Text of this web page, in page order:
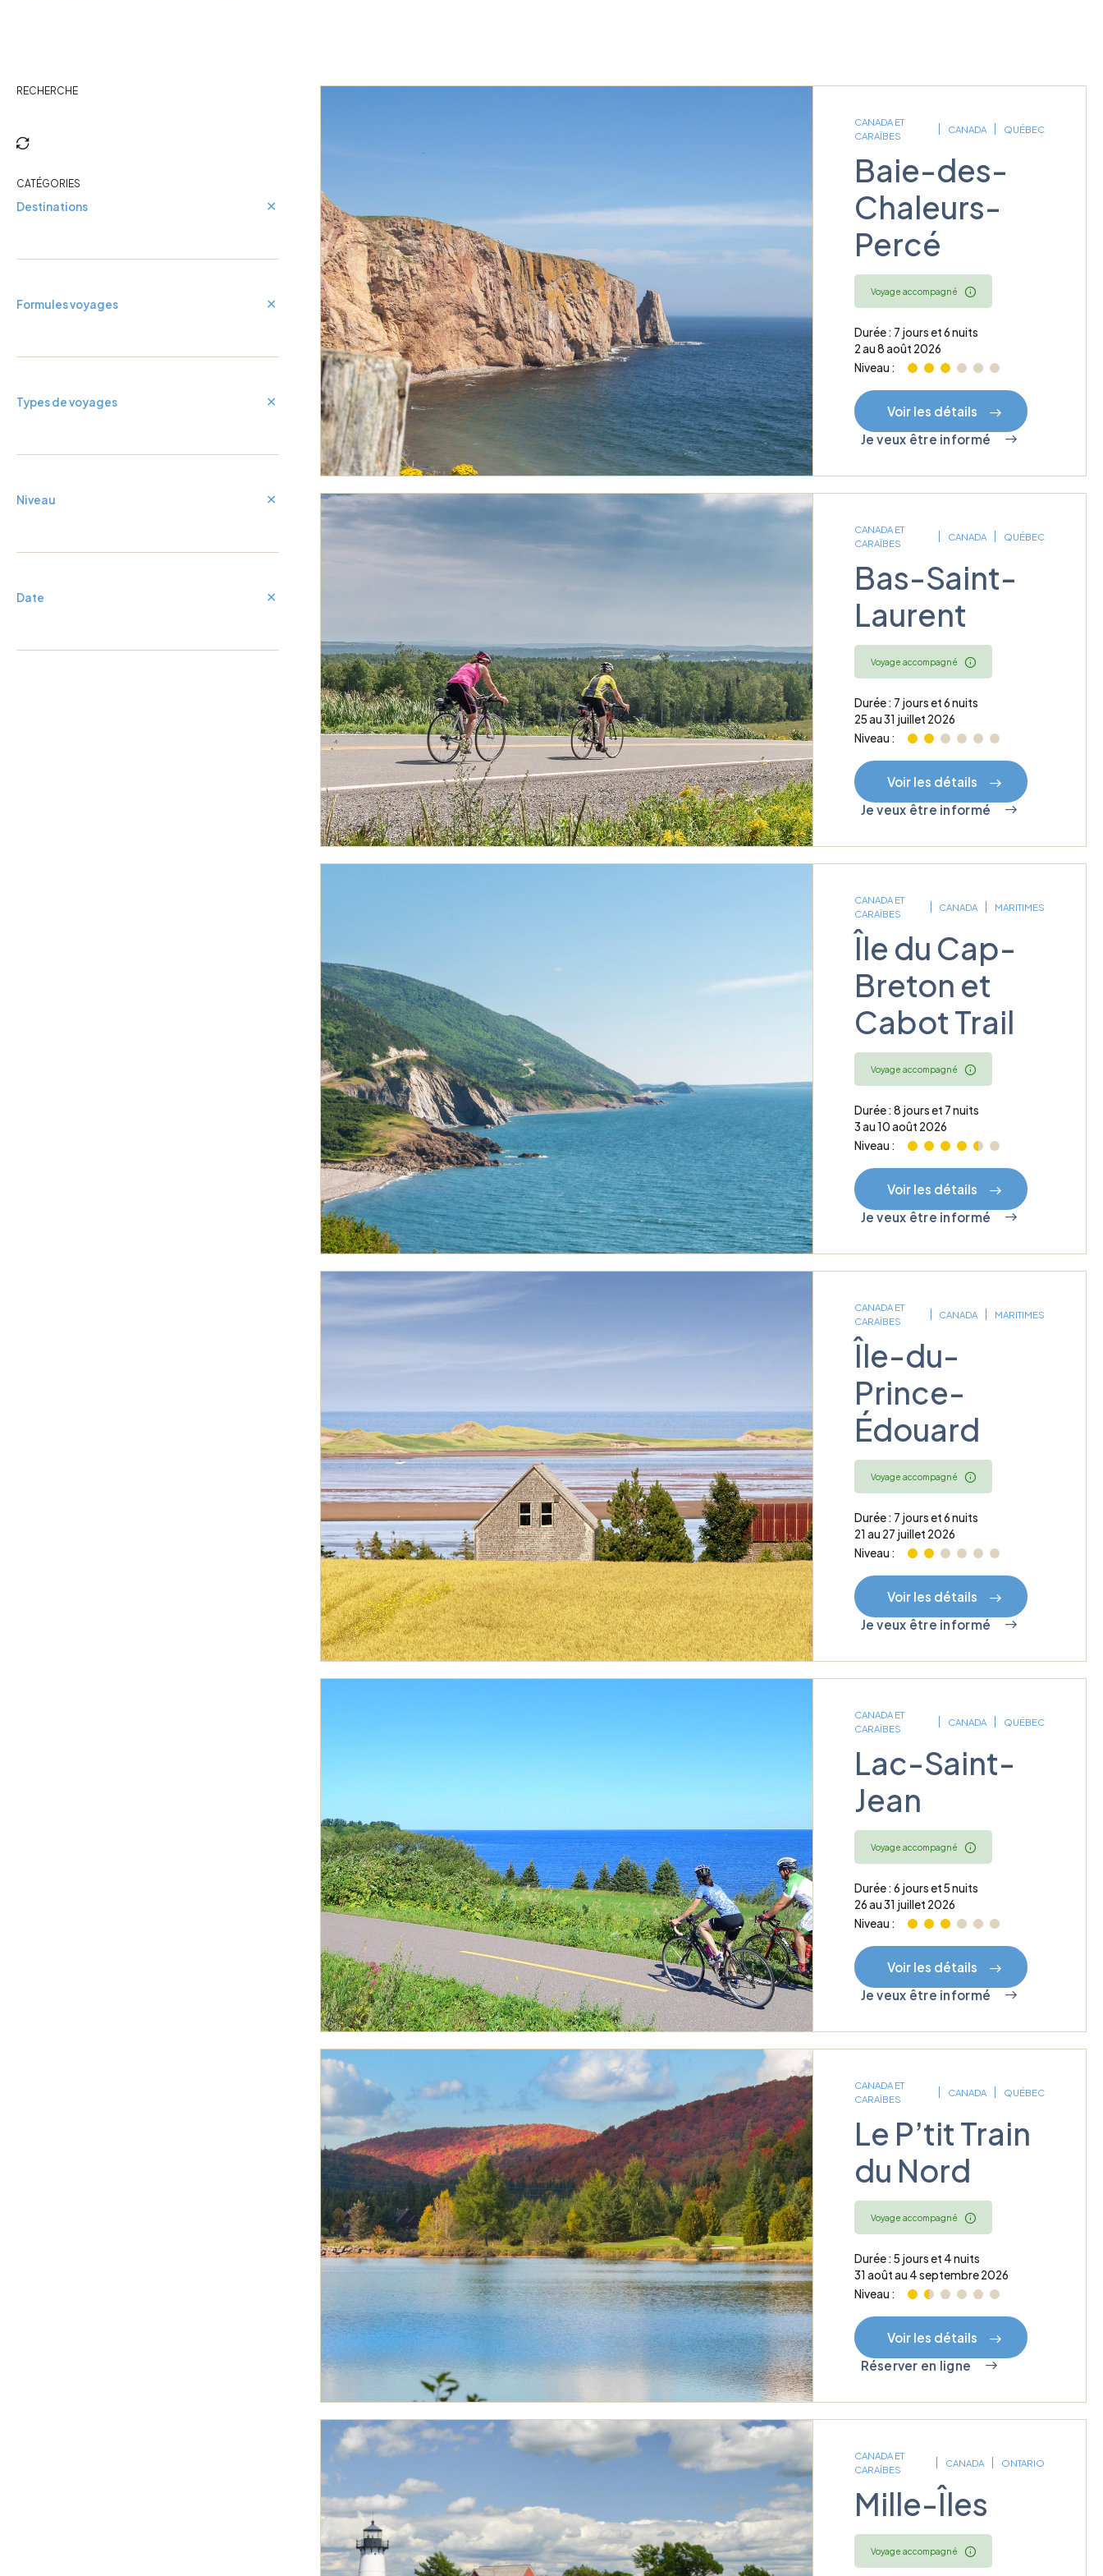
RECHERCHE
CATÉGORIES
Destinations
Formules voyages
Types de voyages
Niveau
Date
CANADA ET
CARAÏBES
CANADA QUÉBEC
Baie-des-
Chaleurs-
Percé
Voyage accompagné
Durée : 7 jours et 6 nuits
2 au 8 août 2026
Niveau :
Voir les détails
Je veux être informé
CANADA ET
CARAÏBES
CANADA QUÉBEC
Bas-Saint-
Laurent
Voyage accompagné
Durée : 7 jours et 6 nuits
25 au 31 juillet 2026
Niveau :
Voir les détails
Je veux être informé
CANADA ET
CARAÏBES
CANADA MARITIMES
Île du Cap-
Breton et
Cabot Trail
Voyage accompagné
Durée : 8 jours et 7 nuits
3 au 10 août 2026
Niveau :
Voir les détails
Je veux être informé
CANADA ET
CARAÏBES
CANADA MARITIMES
Île-du-
Prince-
Édouard
Voyage accompagné
Durée : 7 jours et 6 nuits
21 au 27 juillet 2026
Niveau :
Voir les détails
Je veux être informé
CANADA ET
CARAÏBES
CANADA QUÉBEC
Lac-Saint-
Jean
Voyage accompagné
Durée : 6 jours et 5 nuits
26 au 31 juillet 2026
Niveau :
Voir les détails
Je veux être informé
CANADA ET
CARAÏBES
CANADA QUÉBEC
Le P’tit Train
du Nord
Voyage accompagné
Durée : 5 jours et 4 nuits
31 août au 4 septembre 2026
Niveau :
Voir les détails
Réserver en ligne
CANADA ET
CARAÏBES
CANADA ONTARIO
Mille-Îles
Voyage accompagné